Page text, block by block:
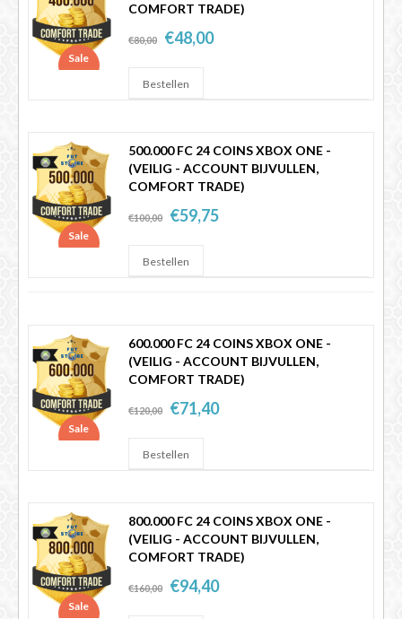
Sale
COMFORT TRADE)
€80,00 €48,00
Sale
500.000 FC 24 COINS XBOX ONE -
(VEILIG - ACCOUNT BIJVULLEN,
COMFORT TRADE)
€100,00 €59,75
Sale
600.000 FC 24 COINS XBOX ONE -
(VEILIG - ACCOUNT BIJVULLEN,
COMFORT TRADE)
€120,00 €71,40
Sale
800.000 FC 24 COINS XBOX ONE -
(VEILIG - ACCOUNT BIJVULLEN,
COMFORT TRADE)
€160,00 €94,40